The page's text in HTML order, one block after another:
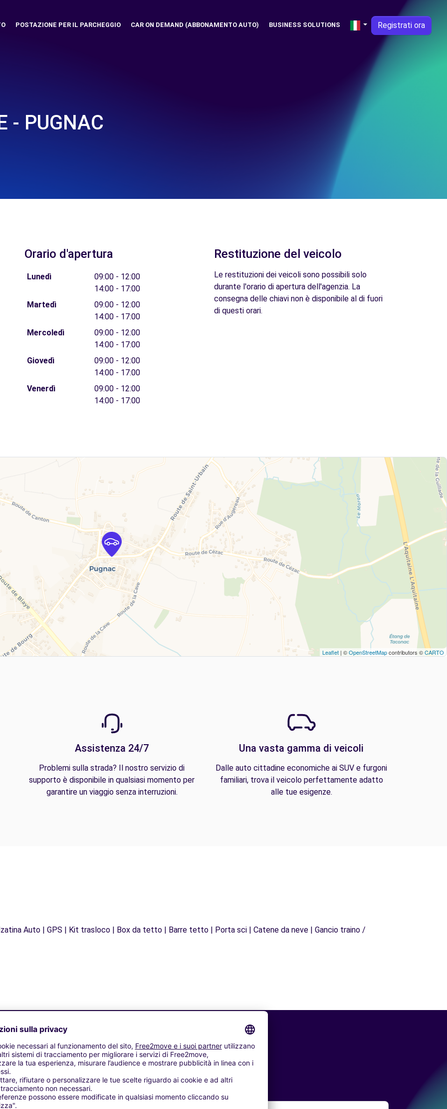
POSTAZIONE PER IL PARCHEGGIO CAR ON DEMAND (ABBONAMENTO AUTO) BUSINESS SOLUTIONS Registrati ora
- PUGNAC
Orario d'apertura
Lunedì
09:00 - 12:00
14:00 - 17:00
Martedì
09:00 - 12:00
14:00 - 17:00
Mercoledì
09:00 - 12:00
14:00 - 17:00
Giovedì
09:00 - 12:00
14:00 - 17:00
Venerdì
09:00 - 12:00
14:00 - 17:00
Restituzione del veicolo
Le restituzioni dei veicoli sono possibili solo
durante l'orario di apertura dell'agenzia. La
consegna delle chiavi non è disponibile al di fuori
di questi orari.
Leaflet | ©OpenStreetMapcontributors ©CARTO
Assistenza 24/7
Problemi sulla strada? Il nostro servizio di
supporto è disponibile in qualsiasi momento per
garantire un viaggio senza interruzioni.
Una vasta gamma di veicoli
Dalle auto cittadine economiche ai SUV e furgoni
familiari, trova il veicolo perfettamente adatto
alle tue esigenze.
Auto | GPS | Kit trasloco | Box da tetto | Barre tetto | Porta sci | Catene da neve | Gancio traino /
Agenzie simili